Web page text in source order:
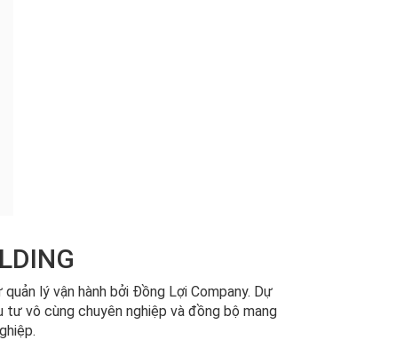
lý vận hành bởi Đồng Lợi Company. Dự
vô cùng chuyên nghiệp và đồng bộ mang